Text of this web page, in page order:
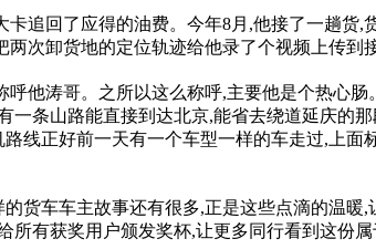
卡追回了应得的油费。今年8月,他接了一趟
两次卸货地的定位轨迹给他录了个视频上传
呼他涛哥。之所以这么称呼,主要他是个热心
一条山路能直接到达北京,能省去绕道延庆的
线正好前一天有一个车型一样的车走过,上
货车车主故事还有很多,正是这些点滴的温
所有获奖用户颁发奖杯,让更多同行看到这份属